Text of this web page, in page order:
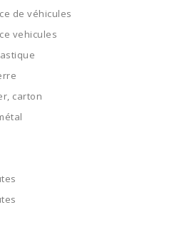
de véhicules
vehicules
carton